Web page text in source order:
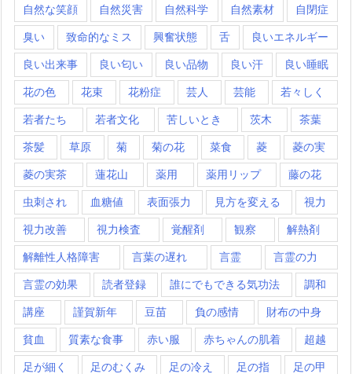
自然な笑顔 自然災害 自然科学 自然素材 自閉症
臭い 致命的なミス 興奮状態 舌 良いエネルギー
良い出来事 良い匂い 良い品物 良い汗 良い睡眠
花の色 花束 花粉症 芸人 芸能 若々しく
若者たち 若者文化 苦しいとき 茨木 茶葉
茶髪 草原 菊 菊の花 菜食 菱 菱の実
菱の実茶 蓮花山 薬用 薬用リップ 藤の花
虫刺され 血糖値 表面張力 見方を変える 視力
視力改善 視力検査 覚醒剤 観察 解熱剤
解離性人格障害 言葉の遅れ 言霊 言霊の力
言霊の効果 読者登録 誰にでもできる気功法 調和
講座 謹賀新年 豆苗 負の感情 財布の中身
貧血 質素な食事 赤い服 赤ちゃんの肌着 超越
足が細く 足のむくみ 足の冷え 足の指 足の甲